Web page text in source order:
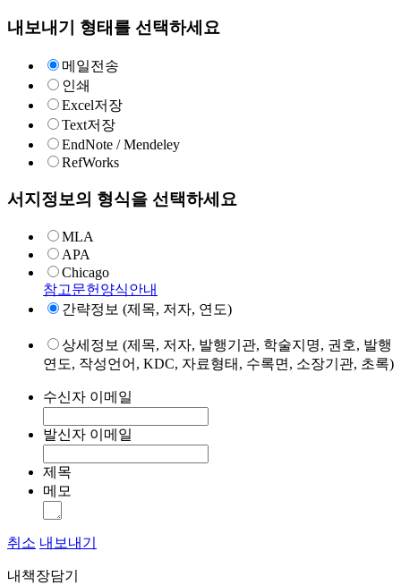
내보내기 형태를 선택하세요
메일전송
인쇄
Excel저장
Text저장
EndNote / Mendeley
RefWorks
서지정보의 형식을 선택하세요
MLA
APA
Chicago
참고문헌양식안내
간략정보 (제목, 저자, 연도)
상세정보 (제목, 저자, 발행기관, 학술지명, 권호, 발행
연도, 작성언어, KDC, 자료형태, 수록면, 소장기관, 초록)
수신자 이메일
발신자 이메일
제목
메모
취소 내보내기
내책장담기